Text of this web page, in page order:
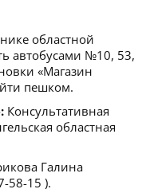
областной
автобусами №10, 53,
«Магазин
пешком.
Консультативная
областная
Галина
58-15 ).